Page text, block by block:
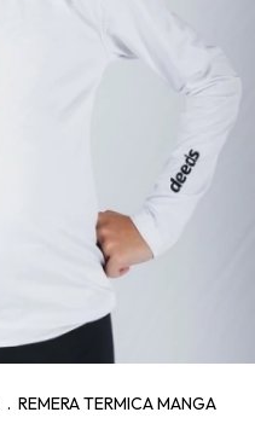
. REMERA TERMICA MANGA